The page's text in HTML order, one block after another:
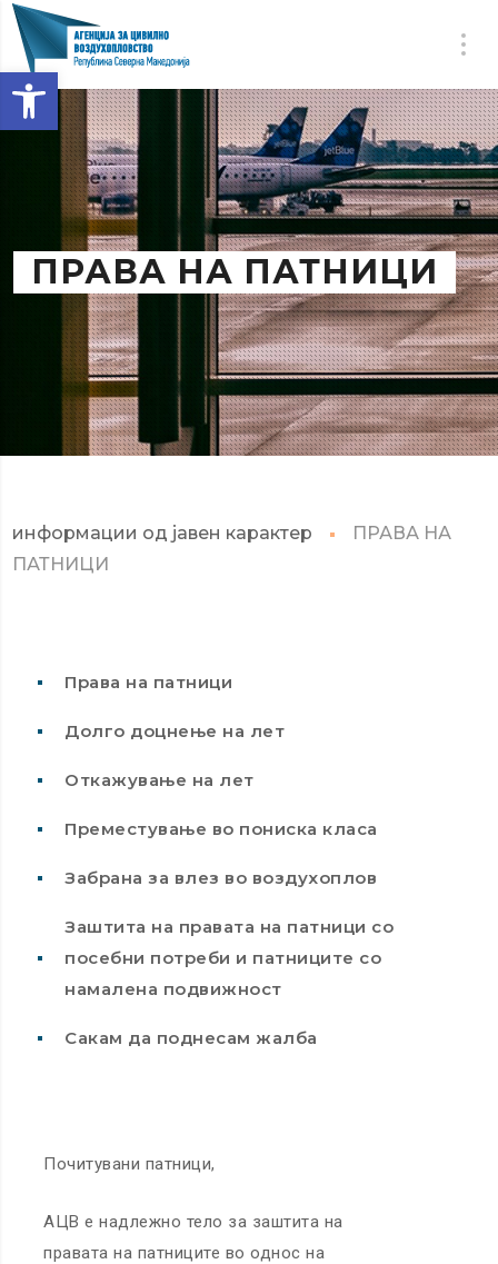
Open toolbar
ПРАВА НА ПАТНИЦИ
информации од јавен карактер
ПРАВА НА
ПАТНИЦИ
Права на патници
Долго доцнење на лет
Откажување на лет
Преместување во пониска класа
Забрана за влез во воздухоплов
Заштита на правата на патници со
посебни потреби и патниците со
намалена подвижност
Сакам да поднесам жалба
Почитувани патници,
АЦВ е надлежно тело за заштита на
правата на патниците во однос на